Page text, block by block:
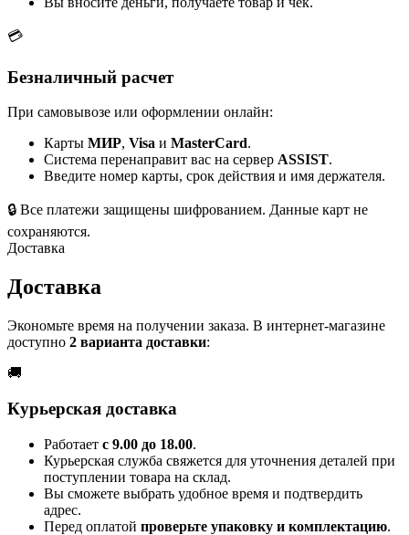
💳
Безналичный расчет
При самовывозе или оформлении онлайн:
Карты МИР, Visa и MasterCard.
Система перенаправит вас на сервер ASSIST.
Введите номер карты, срок действия и имя держателя.
🔒 Все платежи защищены шифрованием. Данные карт не
сохраняются.
Доставка
Доставка
Экономьте время на получении заказа. В интернет-магазине
доступно 2 варианта доставки:
🚚
Курьерская доставка
Работает с 9.00 до 18.00.
Курьерская служба свяжется для уточнения деталей при
поступлении товара на склад.
Вы сможете выбрать удобное время и подтвердить
адрес.
Перед оплатой проверьте упаковку и комплектацию.